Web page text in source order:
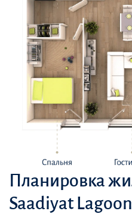
Планировка
Saadiyat